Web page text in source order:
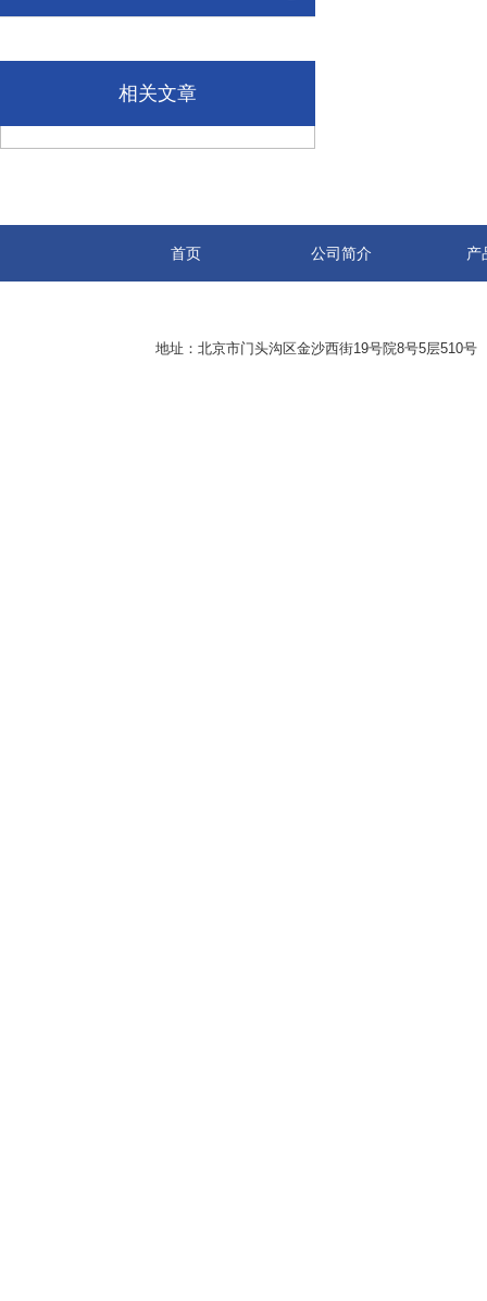
相关文章
首页 公司简介 产
地址：北京市门头沟区金沙西街19号院8号5层510